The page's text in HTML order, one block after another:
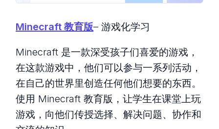
Minecraft 教育版– 游戏化学习
Minecraft 是一款深受孩子们喜爱的游戏，
在这款游戏中，他们可以参与一系列活动，
在自己的世界里创造任何他们想要的东西。
使用 Minecraft 教育版，让学生在课堂上玩
游戏，向他们传授选择、解决问题、协作和